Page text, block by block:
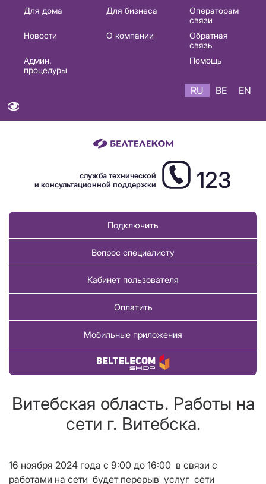
Основная
навигация
Для дома Для бизнеса
Операторам
связи
Новости
О компании
Обратная
связь
Админ.
процедуры
Помощь
RU BE EN
служба технической
и консультационной поддержки
123
Подключить
Вопрос специалисту
Кабинет пользователя
Оплатить
Мобильные приложения
Купить товар
Витебская область. Работы на
сети г. Витебска.
16 ноября 2024 года c 9:00 до 16:00 в связи с
работами на сети будет перерыв услуг сети